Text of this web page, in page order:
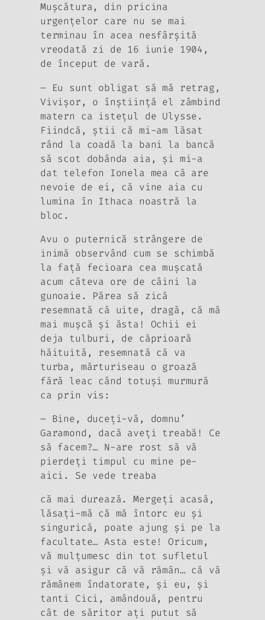
Muşcătura, din pricina
urgenţelor care nu se mai
terminau în acea nesfârşită
vreodată zi de 16 iunie 1904,
de început de vară.
– Eu sunt obligat să mă retrag,
Vivişor, o înştiinţă el zâmbind
matern ca isteţul de Ulysse.
Fiindcă, ştii că mi-am lăsat
rând la coadă la bani la bancă
să scot dobânda aia, şi mi-a
dat telefon Ionela mea că are
nevoie de ei, că vine aia cu
lumina în Ithaca noastră la
bloc.
Avu o puternică strângere de
inimă observând cum se schimbă
la faţă fecioara cea muşcată
acum câteva ore de câini la
gunoaie. Părea să zică
resemnată că uite, dragă, că mă
mai muşcă şi ăsta! Ochii ei
deja tulburi, de căprioară
hăituită, resemnată că va
turba, mărturiseau o groază
fără leac când totuşi murmură
ca prin vis:
– Bine, duceţi-vă, domnu’
Garamond, dacă aveţi treabă! Ce
să facem?… N-are rost să vă
pierdeţi timpul cu mine pe-
aici. Se vede treaba
că mai durează. Mergeţi acasă,
lăsaţi-mă că mă întorc eu şi
singurică, poate ajung şi pe la
facultate… Asta este! Oricum,
vă mulţumesc din tot sufletul
şi vă asigur că vă rămân… că vă
rămânem îndatorate, şi eu, şi
tanti Cici, amândouă, pentru
cât de săritor aţi putut să